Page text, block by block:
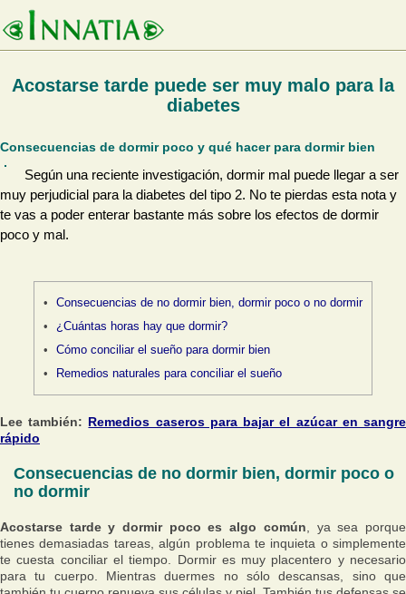
Acostarse tarde puede ser muy malo para la
diabetes
Consecuencias de dormir poco y qué hacer para dormir bien
Según una reciente investigación, dormir mal puede llegar a ser
muy perjudicial para la diabetes del tipo 2. No te pierdas esta nota y
te vas a poder enterar bastante más sobre los efectos de dormir
poco y mal.
Consecuencias de no dormir bien, dormir poco o no dormir
¿Cuántas horas hay que dormir?
Cómo conciliar el sueño para dormir bien
Remedios naturales para conciliar el sueño
Lee también: Remedios caseros para bajar el azúcar en sangre
rápido
Consecuencias de no dormir bien, dormir poco o
no dormir
Acostarse tarde y dormir poco es algo común , ya sea porque
tienes demasiadas tareas, algún problema te inquieta o simplemente
te cuesta conciliar el tiempo. Dormir es muy placentero y necesario
para tu cuerpo. Mientras duermes no sólo descansas, sino que